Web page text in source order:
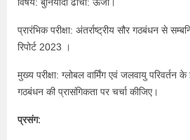
प्रारंभिक परीक्षा: अंतर्राष्ट्रीय सौर गठबंधन से
रिपोर्ट 2023 ।
मुख्य परीक्षा: ग्लोबल वार्मिंग एवं जलवायु परिवर्तन के
गठबंधन की प्रासंगिकता पर चर्चा कीजिए।
प्रसंग: